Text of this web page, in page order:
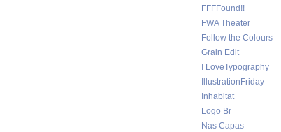
FFFFound!!
FWA Theater
Follow the Colours
Grain Edit
I LoveTypography
IllustrationFriday
Inhabitat
Logo Br
Nas Capas